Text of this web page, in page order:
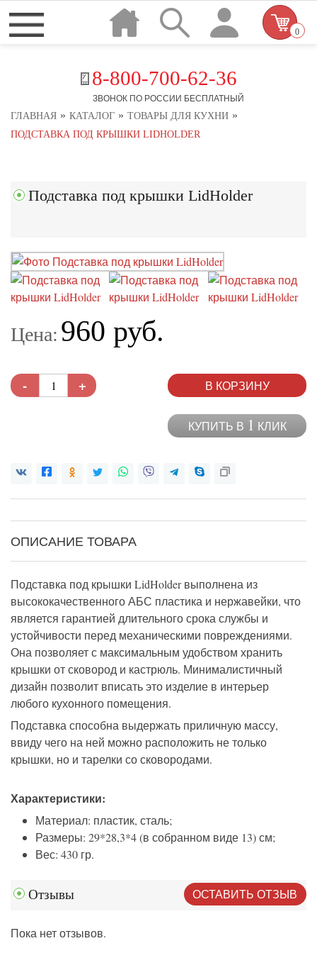
8-800-700-62-36
ЗВОНОК ПО РОССИИ БЕСПЛАТНЫЙ
0
ГЛАВНАЯ » КАТАЛОГ » ТОВАРЫ ДЛЯ КУХНИ »
ПОДСТАВКА ПОД КРЫШКИ LIDHOLDER
Подставка под крышки LidHolder
Цена: 960 руб.
- + В КОРЗИНУ
КУПИТЬ В 1 КЛИК
ОПИСАНИЕ ТОВАРА
Подставка под крышки LidHolder выполнена из
высококачественного АБС пластика и нержавейки, что
является гарантией длительного срока службы и
устойчивости перед механическими повреждениями.
Она позволяет с максимальным удобством хранить
крышки от сковород и кастрюль. Минималистичный
дизайн позволит вписать это изделие в интерьер
любого кухонного помещения.
Подставка способна выдержать приличную массу,
ввиду чего на ней можно расположить не только
крышки, но и тарелки со сковородами.
Характеристики:
Материал: пластик, сталь;
Размеры: 29*28,3*4 (в собранном виде 13) см;
Вес: 430 гр.
Отзывы ОСТАВИТЬ ОТЗЫВ
Пока нет отзывов.